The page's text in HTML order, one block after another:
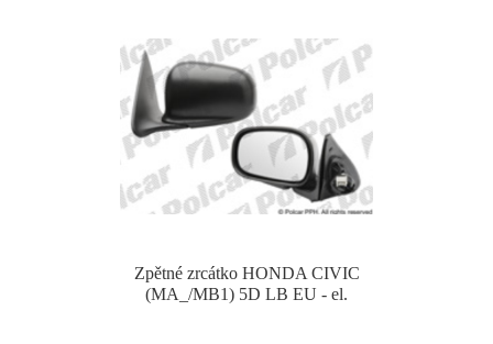
Zpětné zrcátko HONDA CIVIC
(MA_/MB1) 5D LB EU - el.